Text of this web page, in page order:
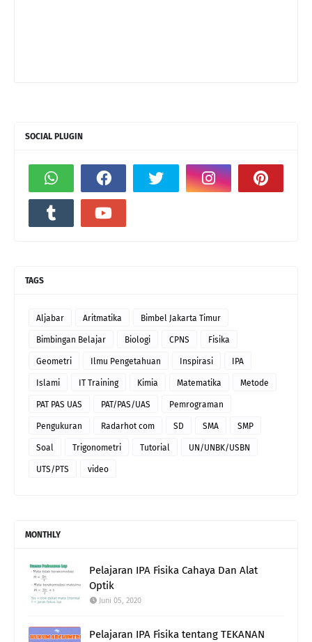
SOCIAL PLUGIN
TAGS
Aljabar Aritmatika Bimbel Jakarta Timur
Bimbingan Belajar Biologi CPNS Fisika
Geometri Ilmu Pengetahuan Inspirasi IPA
Islami IT Training Kimia Matematika Metode
PAT PAS UAS PAT/PAS/UAS Pemrograman
Pengukuran Radarhot com SD SMA SMP
Soal Trigonometri Tutorial UN/UNBK/USBN
UTS/PTS video
MONTHLY
Pelajaran IPA Fisika Cahaya Dan Alat
Optik
Juni 05, 2020
Pelajaran IPA Fisika tentang TEKANAN